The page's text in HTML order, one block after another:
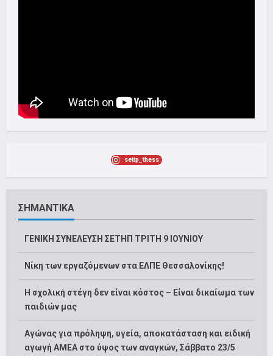
setip_thess
ΣΗΜΑΝΤΙΚΑ
ΓΕΝΙΚΗ ΣΥΝΕΛΕΥΣΗ ΣΕΤΗΠ ΤΡΙΤΗ 9 ΙΟΥΝΙΟΥ
Νίκη των εργαζόμενων στα ΕΛΠΕ Θεσσαλονίκης!
Η σχολική στέγη δεν είναι κόστος – Είναι δικαίωμα των
παιδιών μας
Αγώνας για πρόληψη, υγεία, αποκατάσταση και ειδική
αγωγή ΑΜΕΑ στο ύψος των αναγκών, Σάββατο 23/5